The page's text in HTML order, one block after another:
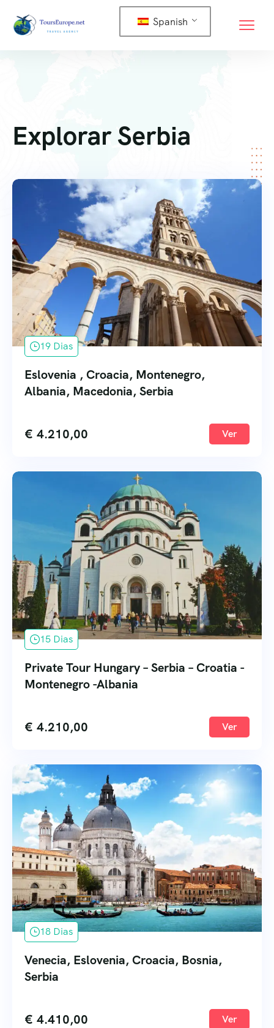
Spanish
Explorar Serbia
19 Dias
Eslovenia , Croacia, Montenegro,
Albania, Macedonia, Serbia
€ 4.210,00 Ver
15 Dias
Private Tour Hungary – Serbia – Croatia -
Montenegro -Albania
€ 4.210,00 Ver
18 Dias
Venecia, Eslovenia, Croacia, Bosnia,
Serbia
€ 4.410,00 Ver